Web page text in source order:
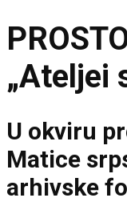
„Ateljei
U okviru
Matice
arhivske